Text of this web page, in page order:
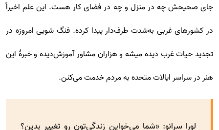
جای صحیحش چه در منزل و چه در فضای کار هست. این علم اخیراً
در کشور‌های غربی به‌شدت طرف‌دار پیدا کرده. فنگ شویی امروزه در
تجدید حیات غرب دیده میشه و هزاران مشاور آموزش‌دیده و خبرۀ این
هنر در سراسر ایالات متحده به مردم خدمت می‌کنن.
لورا سرانو: «شما می‌خواین زندگی‌تون رو تغییر بدین؟